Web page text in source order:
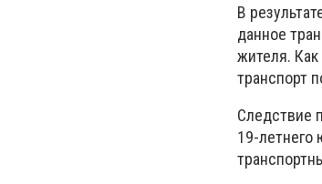
В
данное
жителя. Как
транспорт
Следствие
19-летнего